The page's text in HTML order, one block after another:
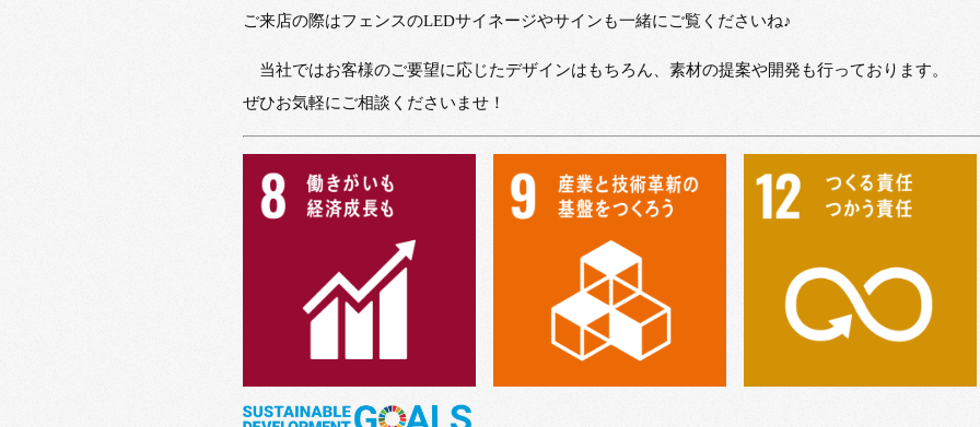
ご来店の際はフェンスのLEDサイネージやサインも一緒にご覧くださいね♪
当社ではお客様のご要望に応じたデザインはもちろん、素材の提案や開発も行っております。
ぜひお気軽にご相談くださいませ！